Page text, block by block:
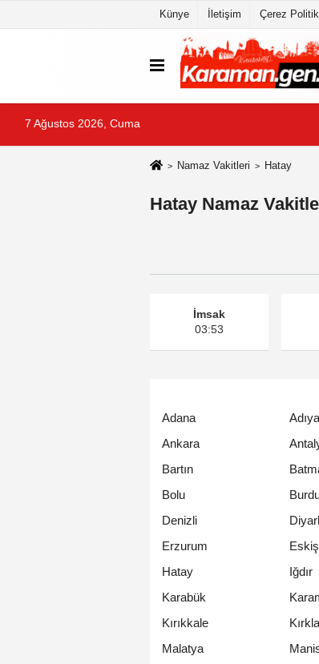
Künye İletişim Çerez
7 Ağustos 2026, Cuma
Namaz Vakitleri Hatay
Hatay Namaz
İmsak
03:53
Adana
Ankara
Bartın
Bolu
Denizli
Erzurum
Hatay
Iğdır
Karabük
Kırıkkale
Malatya